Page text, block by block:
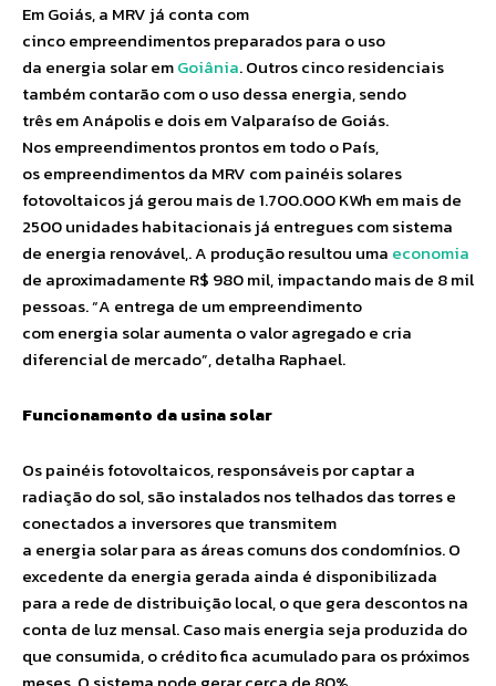
Em Goiás, a MRV já conta com
cinco empreendimentos preparados para o uso
da energia solar emGoiânia. Outros cinco residenciais
também contarão com o uso dessa energia, sendo
três em Anápolis e dois em Valparaíso de Goiás.
Nos empreendimentos prontos em todo o País,
os empreendimentos da MRV com painéis solares
fotovoltaicos já gerou mais de 1.700.000 KWh em mais de
2500 unidades habitacionais já entregues com sistema
de energia renovável,. A produção resultou uma economia
de aproximadamente R$ 980 mil, impactando mais de 8 mil
pessoas. “A entrega de um empreendimento
com energia solar aumenta o valor agregado e cria
diferencial de mercado”, detalha Raphael.
Funcionamento da usina solar
Os painéis fotovoltaicos, responsáveis por captar a
radiação do sol, são instalados nos telhados das torres e
conectados a inversores que transmitem
a energia solar para as áreas comuns dos condomínios. O
excedente da energia gerada ainda é disponibilizada
para a rede de distribuição local, o que gera descontos na
conta de luz mensal. Caso mais energia seja produzida do
que consumida, o crédito fica acumulado para os próximos